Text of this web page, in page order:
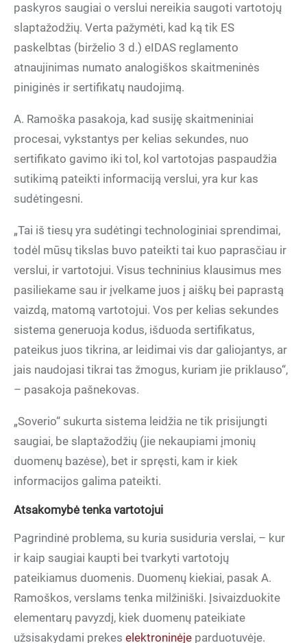
paskyros saugiai o verslui nereikia saugoti vartotojų
slaptažodžių. Verta pažymėti, kad ką tik ES
paskelbtas (birželio 3 d.) eIDAS reglamento
atnaujinimas numato analogiškos skaitmeninės
piniginės ir sertifikatų naudojimą.
A. Ramoška pasakoja, kad susiję skaitmeniniai
procesai, vykstantys per kelias sekundes, nuo
sertifikato gavimo iki tol, kol vartotojas paspaudžia
sutikimą pateikti informaciją verslui, yra kur kas
sudėtingesni.
„Tai iš tiesų yra sudėtingi technologiniai sprendimai,
todėl mūsų tikslas buvo pateikti tai kuo paprasčiau ir
verslui, ir vartotojui. Visus techninius klausimus mes
pasiliekame sau ir įvelkame juos į aiškų bei paprastą
vaizdą, matomą vartotojui. Vos per kelias sekundes
sistema generuoja kodus, išduoda sertifikatus,
pateikus juos tikrina, ar leidimai vis dar galiojantys, ar
jais naudojasi tikrai tas žmogus, kuriam jie priklauso“,
– pasakoja pašnekovas.
„Soverio“ sukurta sistema leidžia ne tik prisijungti
saugiai, be slaptažodžių (jie nekaupiami įmonių
duomenų bazėse), bet ir spręsti, kam ir kiek
informacijos galima pateikti.
Atsakomybė tenka vartotojui
Pagrindinė problema, su kuria susiduria verslai, – kur
ir kaip saugiai kaupti bei tvarkyti vartotojų
pateikiamus duomenis. Duomenų kiekiai, pasak A.
Ramoškos, verslams tenka milžiniški. Įsivaizduokite
elementarų pavyzdį, kiek duomenų pateikiate
užsisakydami prekes elektroninėje parduotuvėje.